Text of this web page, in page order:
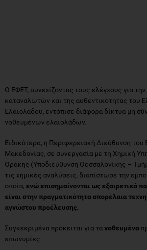
Ο ΕΦΕΤ, συνεχίζοντας τους ελέγχους για
καταναλωτών και της αυθεντικότητας του
Ελαιολάδου, εντόπισε διάφορα δίκτυα µη
νοθευμένων ελαιολάδων.
Ειδικότερα, η Περιφερειακή Διεύθυνση του
Μακεδονίας, σε συνεργασία µε τη Χημική
Θράκης (Υποδιεύθυνση Θεσσαλονίκης –
τις χηµικές αναλύσεις, διαπίστωσε την
οποία, ενώ επισημαίνονται ως εξαιρετικά
είναι στην πραγματικότητα σπορέλαια
αγνώστου προέλευσης.
Συγκεκριμένα πρόκειται για τα νοθευμένα
επωνυμίες: